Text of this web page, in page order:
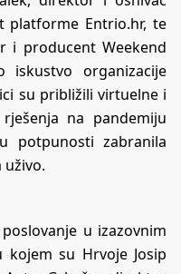
platforme Entrio.hr, te
i producent Weekend
iskustvo organizacije
su približili virtuelne i
na pandemiju
potpunosti zabranila
uživo.
u izazovnim
kojem su Hrvoje Josip